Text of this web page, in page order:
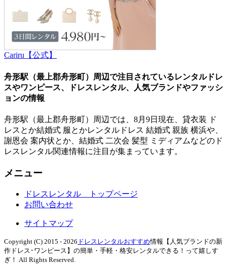
Cariru【公式】
舟形駅（最上郡舟形町）周辺で注目されているレンタルドレ
スやワンピース、ドレスレンタル、人気ブランドやファッシ
ョンの情報
舟形駅（最上郡舟形町）周辺では、 8月 9日 現在、貸衣装 ド
レスとか結婚式 服とかレンタルドレス 結婚式 親族 横浜や、
謝恩会 案内状とか、結婚式 二次会 髪型 ミディアムなどのド
レスレンタル関連情報に注目が集まっています。
メニュー
ドレスレンタル トップページ
お問い合わせ
サイトマップ
Copyright (C) 2015 - 2026 ドレスレンタルおすすめ情報【人気ブランドの新
作ドレス･ワンピース】の簡単・手軽・格安レンタルできる！って嬉しす
ぎ！ All Rights Reserved.